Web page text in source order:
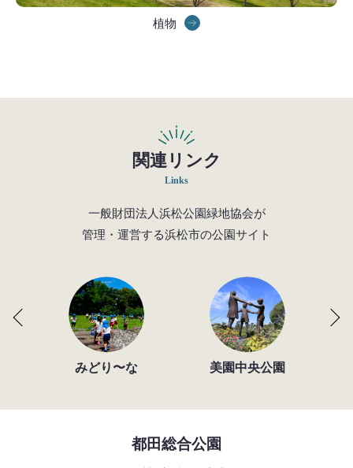
植物
関連リンク
Links
一般財団法人浜松公園緑地協会が
管理・運営する浜松市の公園サイト
みどり〜な 美園中央公園
都田総合公園